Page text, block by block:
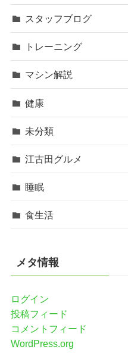
スタッフブログ
トレーニング
マシン解説
健康
未分類
江古田グルメ
睡眠
食生活
メタ情報
ログイン
投稿フィード
コメントフィード
WordPress.org